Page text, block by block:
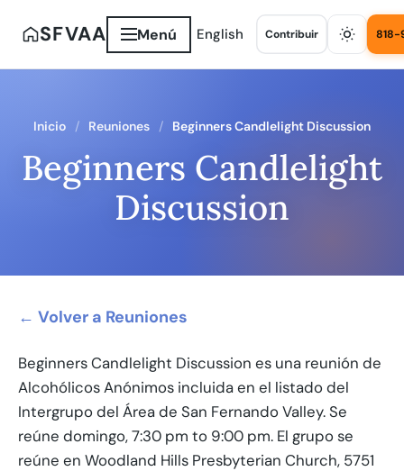
SFVAA Menú English Contribuir 818-
Inicio Reuniones Beginners Candlelight Discussion
Beginners Candlelight
Discussion
← Volver a Reuniones
Beginners Candlelight Discussion es una reunión de
Alcohólicos Anónimos incluida en el listado del
Intergrupo del Área de San Fernando Valley. Se
reúne domingo, 7:30 pm to 9:00 pm. El grupo se
reúne en Woodland Hills Presbyterian Church, 5751